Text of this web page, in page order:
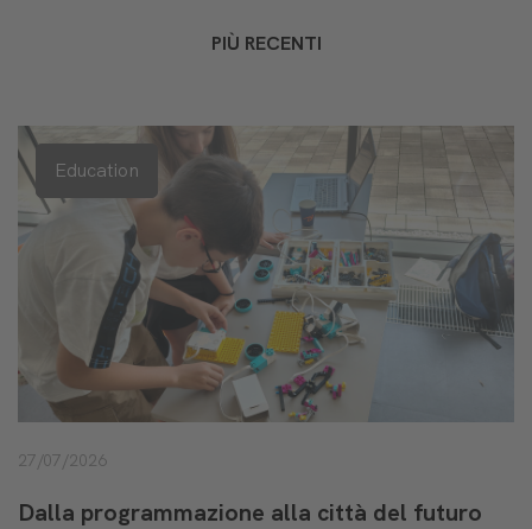
PIÙ RECENTI
Education
27/07/2026
Dalla programmazione alla città del futuro